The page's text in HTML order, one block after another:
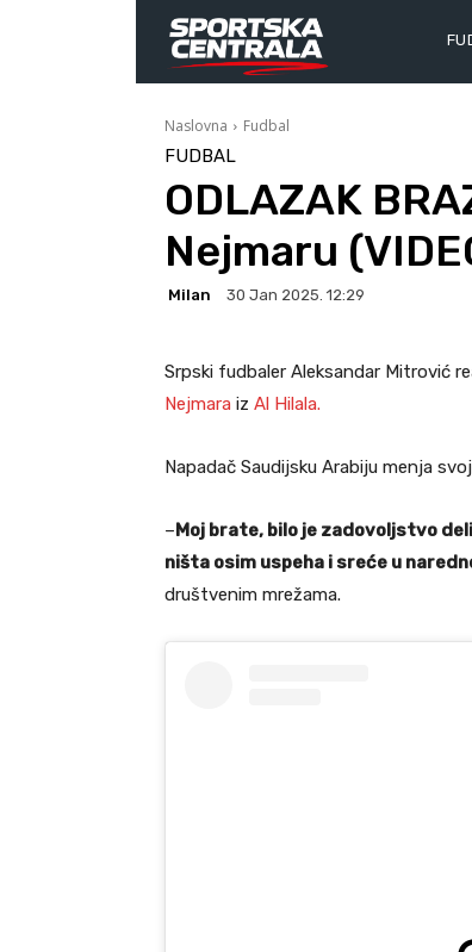
Naslovna Fudbal
FUDBAL
ODLAZAK
Nejmaru
Milan 30 Jan 2025. 12:29
Srpski fudbaler Aleksandar Mitrović
Nejmara iz Al Hilala.
Napadač Saudijsku Arabiju menja
–Moj brate, bilo je zadovoljstvo
ništa osim uspeha i sreće u
društvenim mrežama.